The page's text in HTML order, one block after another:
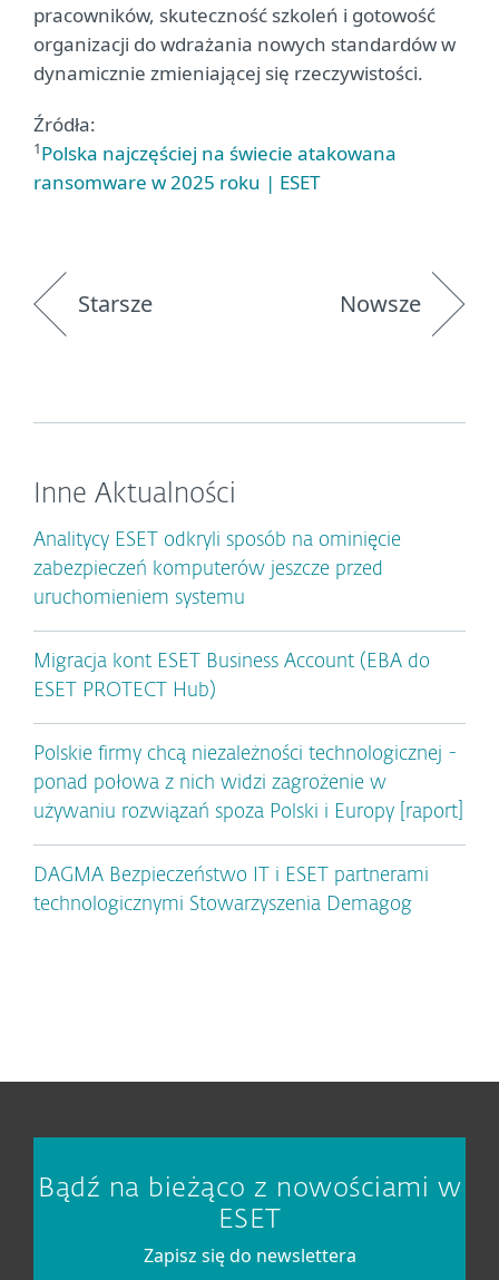
pracowników, skuteczność szkoleń i gotowość
organizacji do wdrażania nowych standardów w
dynamicznie zmieniającej się rzeczywistości.
Źródła:
1Polska najczęściej na świecie atakowana
ransomware w 2025 roku | ESET
Starsze Nowsze
Inne Aktualności
Analitycy ESET odkryli sposób na ominięcie
zabezpieczeń komputerów jeszcze przed
uruchomieniem systemu
Migracja kont ESET Business Account (EBA do
ESET PROTECT Hub)
Polskie firmy chcą niezależności technologicznej -
ponad połowa z nich widzi zagrożenie w
używaniu rozwiązań spoza Polski i Europy [raport]
DAGMA Bezpieczeństwo IT i ESET partnerami
technologicznymi Stowarzyszenia Demagog